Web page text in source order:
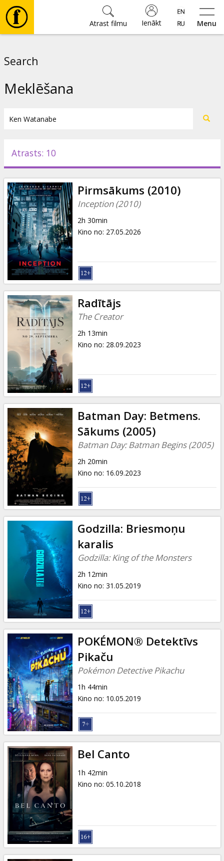
Menu
Ienākt
Atrast filmu
Pasākumi
Ziņas
Dāvanu
kartes
Uzkodas
B2B
Kino
Search
Meklēšana
Atrasts: 10
Pirmsākums (2010)
Inception (2010)
2h 30min
Kino no: 27.05.2026
Radītājs
The Creator
2h 13min
Kino no: 28.09.2023
Batman Day: Betmens.
Sākums (2005)
Batman Day: Batman Begins (2005)
2h 20min
Kino no: 16.09.2023
Godzilla: Briesmoņu
karalis
Godzilla: King of the Monsters
2h 12min
Kino no: 31.05.2019
POKÉMON® Detektīvs
Pikaču
Pokémon Detective Pikachu
1h 44min
Kino no: 10.05.2019
Bel Canto
1h 42min
Kino no: 05.10.2018